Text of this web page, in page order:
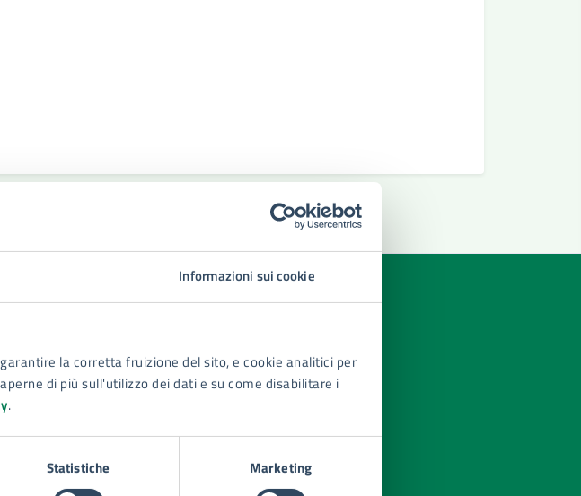
Informazioni sui cookie
la corretta fruizione del sito, e cookie analitici per
di più sull'utilizzo dei dati e su come disabilitare i
.
Statistiche Marketing
su questa
la chiarezza delle informazioni